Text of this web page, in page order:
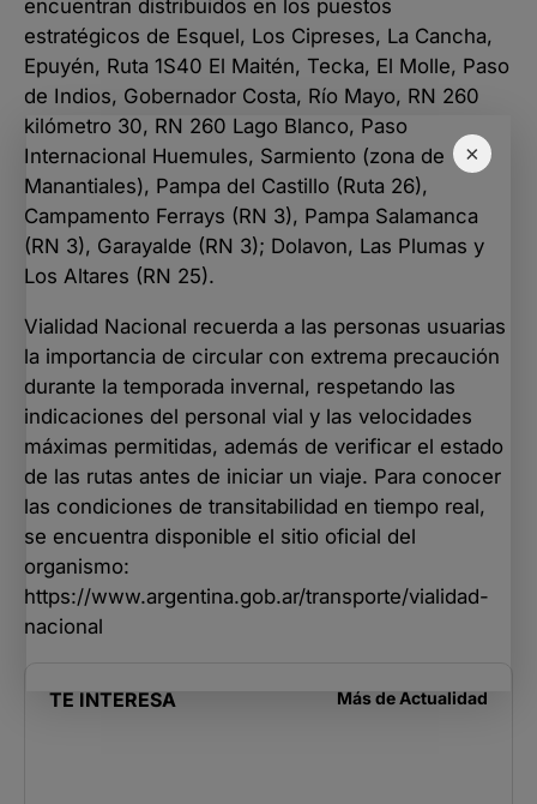
×
encuentran distribuidos en los puestos
estratégicos de Esquel, Los Cipreses, La Cancha,
Epuyén, Ruta 1S40 El Maitén, Tecka, El Molle, Paso
de Indios, Gobernador Costa, Río Mayo, RN 260
kilómetro 30, RN 260 Lago Blanco, Paso
Internacional Huemules, Sarmiento (zona de
Manantiales), Pampa del Castillo (Ruta 26),
Campamento Ferrays (RN 3), Pampa Salamanca
(RN 3), Garayalde (RN 3); Dolavon, Las Plumas y
Los Altares (RN 25).
Vialidad Nacional recuerda a las personas usuarias
la importancia de circular con extrema precaución
durante la temporada invernal, respetando las
indicaciones del personal vial y las velocidades
máximas permitidas, además de verificar el estado
de las rutas antes de iniciar un viaje. Para conocer
las condiciones de transitabilidad en tiempo real,
se encuentra disponible el sitio oficial del
organismo:
https://www.argentina.gob.ar/transporte/vialidad-
nacional
TE INTERESA Más deActualidad